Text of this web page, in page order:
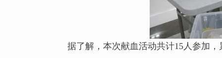
据了解，本次献血活动共计15人参加，